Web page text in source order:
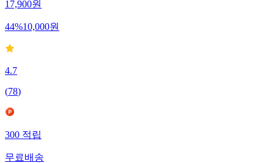
17,900원
44%10,000원
4.7
(78)
300적립
무료배송